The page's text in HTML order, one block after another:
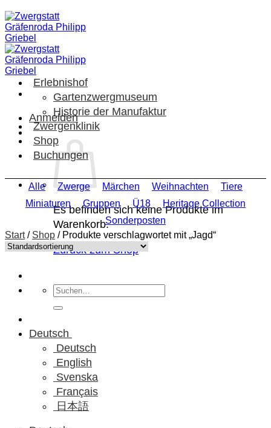
Zum
Inhalt
springen
Anmelden
Es befinden sich keine Produkte im
Warenkorb.
Zurück zum Shop
Suchen
nach:
Deutsch
Deutsch
English
Svenska
Français
日本語
Erlebnishof
Gartenzwergmuseum
Historie der Manufaktur
Zwergenklinik
Shop
Buchungen
Alle Zwerge Märchen Weihnachten
Tiere
Miniaturen
Gruppen Ü18
Heritage Collection
Sonderposten
Start / Shop /Produkte verschlagwortet mit „Jagd“